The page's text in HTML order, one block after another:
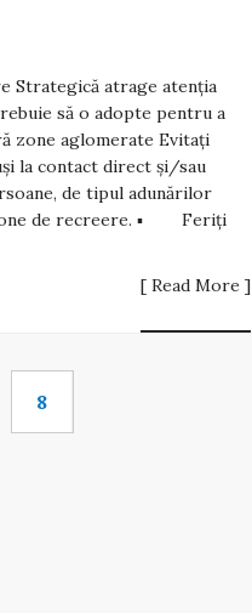
Strategică atrage atenția
să o adopte pentru a
zone aglomerate Evitați
la contact direct și/sau
de tipul adunărilor
de recreere. ▪ Feriți
[ Read More ]
8